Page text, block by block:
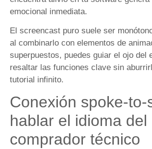
emocional inmediata.
El screencast puro suele ser
al combinarlo con elementos de
superpuestos, puedes guiar el ojo del
resaltar las funciones clave sin
tutorial infinito.
Conexión spoke-to-
hablar el idioma del
comprador técnico